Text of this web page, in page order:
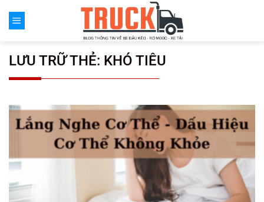
đến
LƯU TRỮ THẺ: KHÓ TIÊU